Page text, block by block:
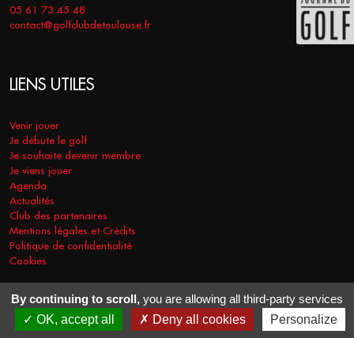
05 61 73 45 48
contact@golfclubdetoulouse.fr
LIENS UTILES
Venir jouer
Je débute le golf
Je souhaite devenir membre
Je viens jouer
Agenda
Actualités
Club des partenaires
Mentions légales et Crédits
Politique de confidentialité
Cookies
COPYRIGHT © 2026 - GOLF CLUB DE TOULOUSE. TOUS DROITS
RÉSERVÉS.
RÉALISATION VT-DESIGN 2021
By continuing to scroll, you are allowing all third-party services
OK, accept all
Deny all cookies Personalize